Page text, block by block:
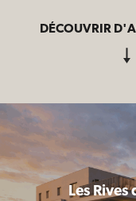
DÉCOUVRIR
Les Rives